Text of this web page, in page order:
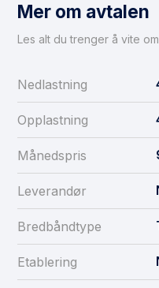
Mer om avtalen
Les alt du trenger å vite
Nedlastning
Opplastning
Månedspris
Leverandør
Bredbåndtype
Etablering